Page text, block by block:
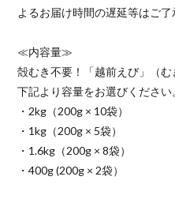
よるお届け時間の遅延等はご了
≪内容量≫
殻むき不要！「越前えび」（む
下記より容量をお選びください
・2kg（200g × 10袋）
・1kg（200g × 5袋）
・1.6kg（200g × 8袋）
・400g (200g × 2袋）